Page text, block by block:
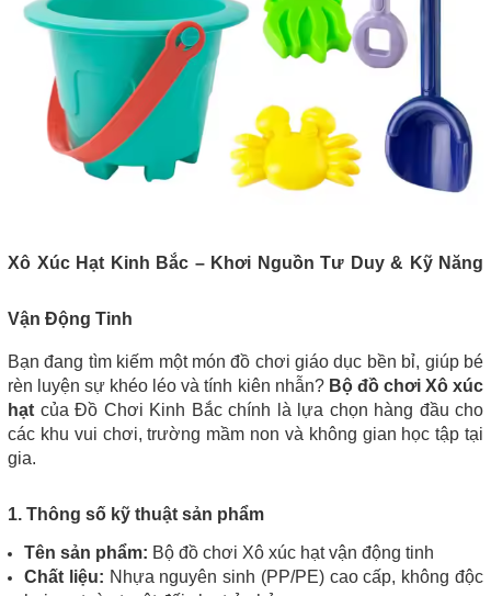
Xô Xúc Hạt Kinh Bắc – Khơi Nguồn Tư Duy & Kỹ Năng
Vận Động Tinh
Bạn đang tìm kiếm một món đồ chơi giáo dục bền bỉ, giúp bé
rèn luyện sự khéo léo và tính kiên nhẫn? Bộ đồ chơi Xô xúc
hạt của Đồ Chơi Kinh Bắc chính là lựa chọn hàng đầu cho
các khu vui chơi, trường mầm non và không gian học tập tại
gia.
1. Thông số kỹ thuật sản phẩm
Tên sản phẩm: Bộ đồ chơi Xô xúc hạt vận động tinh
Chất liệu: Nhựa nguyên sinh (PP/PE) cao cấp, không độc